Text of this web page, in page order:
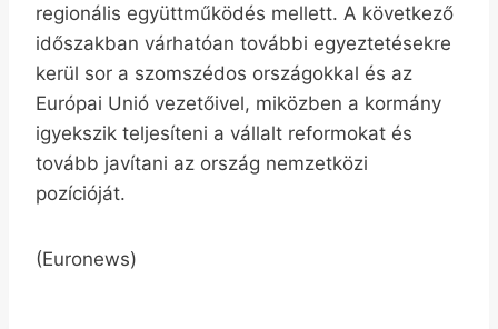
regionális együttműködés mellett. A következő
időszakban várhatóan további egyeztetésekre
kerül sor a szomszédos országokkal és az
Európai Unió vezetőivel, miközben a kormány
igyekszik teljesíteni a vállalt reformokat és
tovább javítani az ország nemzetközi
pozícióját.
(Euronews)